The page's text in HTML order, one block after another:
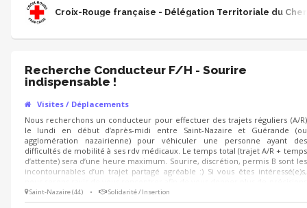
Croix-Rouge française - Délégation Territoriale du Cher
Recherche Conducteur F/H - Sourire
indispensable !
Visites / Déplacements
Nous recherchons un conducteur pour effectuer des trajets réguliers (A/R)
le lundi en début d’après-midi entre Saint-Nazaire et Guérande (ou
agglomération nazairienne) pour véhiculer une personne ayant des
difficultés de mobilité à ses rdv médicaux. Le temps total (trajet A/R + temps
d’attente) sera d’une heure maximum. Sourire, discrétion, permis B sont les
incontournables d’un trajet partagé agréable :) Si vous êtes intéressé(e)s,
et échanger sur les modalités d’organisation (participation aux frais, mode
de contact, voiture PMR non nécessaire, horaires précis…).
Saint-Nazaire (44) • Solidarité / Insertion